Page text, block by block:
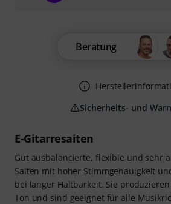
E-Gitarresaiten
Gut ausbalancierte, flexible und sehr
Saiten mit hoher Stimmgenauigkeit
bei langer Haltbarkeit. Sie
Ton und sind geeignet für alle
Beratung
Sicherheits- und